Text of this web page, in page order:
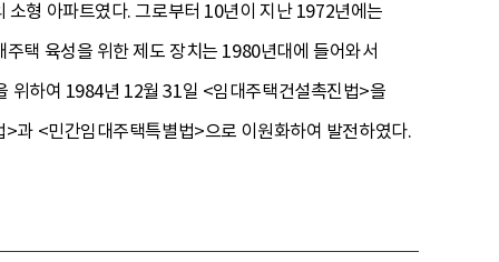
형 아파트였다. 그로부터 10년이 지난 1972년에는
택 육성을 위한 제도 장치는 1980년대에 들어와서
위하여 1984년 12월 31일 <임대주택건설촉진법>을
과 <민간임대주택특별법>으로 이원화하여 발전하였다.